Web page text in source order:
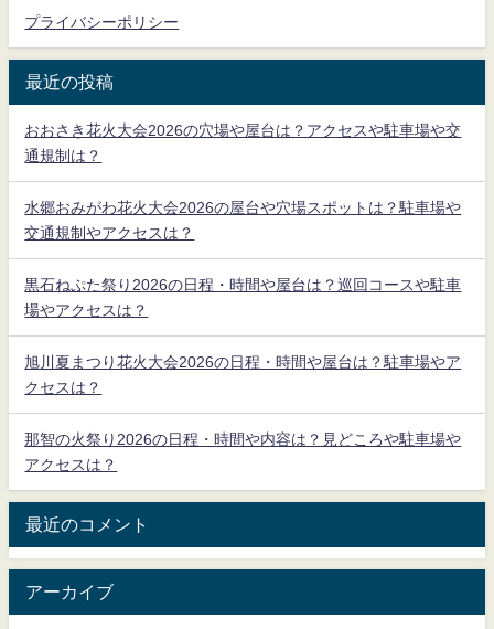
プライバシーポリシー
最近の投稿
おおさき花火大会2026の穴場や屋台は？アクセスや駐車場や交
通規制は？
水郷おみがわ花火大会2026の屋台や穴場スポットは？駐車場や
交通規制やアクセスは？
黒石ねぷた祭り2026の日程・時間や屋台は？巡回コースや駐車
場やアクセスは？
旭川夏まつり花火大会2026の日程・時間や屋台は？駐車場やア
クセスは？
那智の火祭り2026の日程・時間や内容は？見どころや駐車場や
アクセスは？
最近のコメント
アーカイブ